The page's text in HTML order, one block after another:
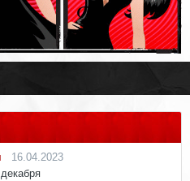
16.04.2023